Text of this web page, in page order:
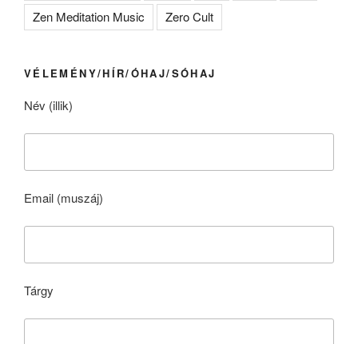
Zen Meditation Music
Zero Cult
VÉLEMÉNY/HÍR/ÓHAJ/SÓHAJ
Név (illik)
Email (muszáj)
Tárgy